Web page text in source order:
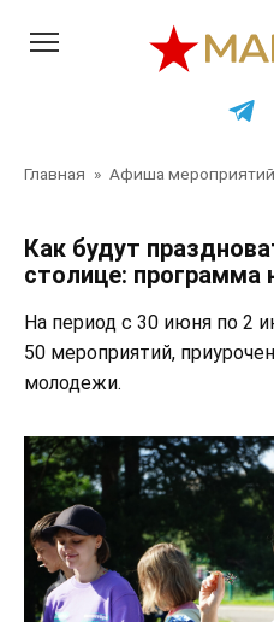
Главная » Афиша мероприятий
Как будут
столице: программа
На период с 30 июня по 2
50 мероприятий,
молодежи.